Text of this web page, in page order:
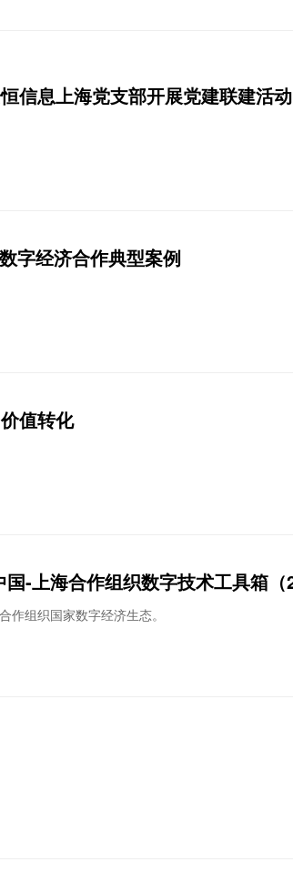
信息上海党支部开展党建联建活动
字经济合作典型案例
值转化
组织国家数字经济生态。